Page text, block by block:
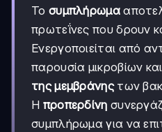
Το συμπλήρωμα
πρωτεΐνες που δρουν
Ενεργοποιείται από
παρουσία μικροβίων
της μεμβράνηςτων
Η προπερδίνη
συμπλήρωμα για να